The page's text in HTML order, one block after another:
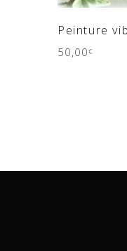
Peinture
50,00€